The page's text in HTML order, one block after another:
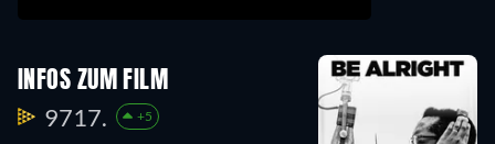
INFOS ZUM FILM
9717. +5